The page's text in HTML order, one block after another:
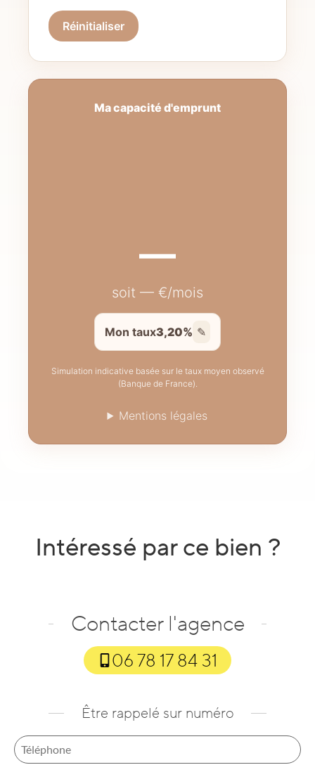
Réinitialiser
Ma capacité d'emprunt
—
soit — €/mois
Mon taux3,20% ✎
Simulation indicative basée sur le taux moyen observé
(Banque de France).
Mentions légales
Intéressé par ce bien ?
Contacter l'agence
06 78 17 84 31
Être rappelé sur numéro